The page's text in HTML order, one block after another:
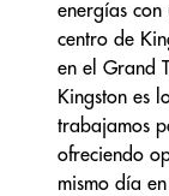
energías con
centro de
en el Grand
Kingston es
trabajamos
ofreciendo
mismo día